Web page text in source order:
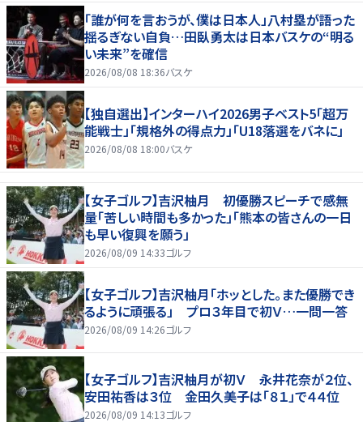
「誰が何を言おうが、僕は日本人」八村塁が語った
揺るぎない自負…田臥勇太は日本バスケの“明る
い未来”を確信
2026/08/08 18:36バスケ
【独自選出】インターハイ2026男子ベスト5「超万
能戦士」「規格外の得点力」「U18落選をバネに」
2026/08/08 18:00バスケ
【女子ゴルフ】吉沢柚月 初優勝スピーチで感無
量「苦しい時間も多かった」「熊本の皆さんの一日
も早い復興を願う」
2026/08/09 14:33ゴルフ
【女子ゴルフ】吉沢柚月「ホッとした。また優勝でき
るように頑張る」 プロ３年目で初Ｖ…一問一答
2026/08/09 14:26ゴルフ
【女子ゴルフ】吉沢柚月が初Ｖ 永井花奈が２位、
安田祐香は３位 金田久美子は「８１」で４４位
2026/08/09 14:13ゴルフ